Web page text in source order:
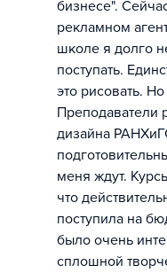
бизнесе".
рекламном
школе я долго
поступать.
это рисовать.
дизайна
меня ждут.
что
поступила на
было очень
сплошной